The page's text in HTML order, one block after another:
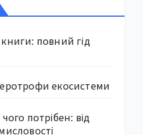
повний гід
екосистеми
потрібен: від